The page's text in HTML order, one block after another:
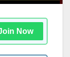
Now